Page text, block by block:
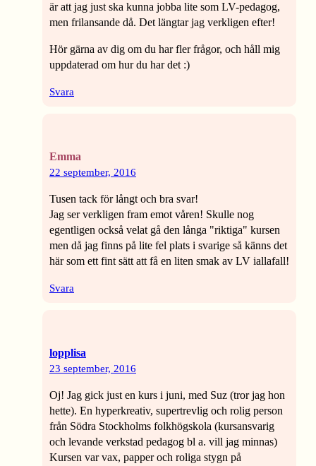
är att jag just ska kunna jobba lite som LV-pedagog,
men frilansande då. Det längtar jag verkligen efter!
Hör gärna av dig om du har fler frågor, och håll mig
uppdaterad om hur du har det :)
Svara
Emma
22 september, 2016
Tusen tack för långt och bra svar!
Jag ser verkligen fram emot våren! Skulle nog
egentligen också velat gå den långa "riktiga" kursen
men då jag finns på lite fel plats i svarige så känns det
här som ett fint sätt att få en liten smak av LV iallafall!
Svara
lopplisa
23 september, 2016
Oj! Jag gick just en kurs i juni, med Suz (tror jag hon
hette). En hyperkreativ, supertrevlig och rolig person
från Södra Stockholms folkhögskola (kursansvarig
och levande verkstad pedagog bl a. vill jag minnas)
Kursen var vax, papper och roliga stygn på